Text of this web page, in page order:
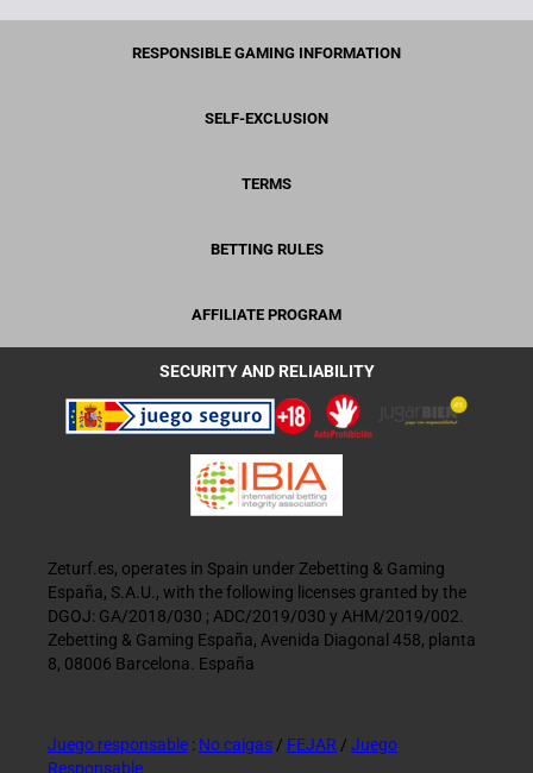
RESPONSIBLE GAMING INFORMATION
SELF-EXCLUSION
TERMS
BETTING RULES
AFFILIATE PROGRAM
SECURITY AND RELIABILITY
Zeturf.es, operates in Spain under Zebetting & Gaming
España, S.A.U., with the following licenses granted by the
DGOJ: GA/2018/030 ; ADC/2019/030 y AHM/2019/002.
Zebetting & Gaming España, Avenida Diagonal 458, planta
8, 08006 Barcelona. España
Juego responsable : No caigas / FEJAR / Juego
Responsable